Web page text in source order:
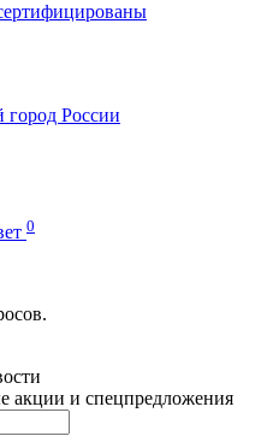
России
0
акции и спецпредложения